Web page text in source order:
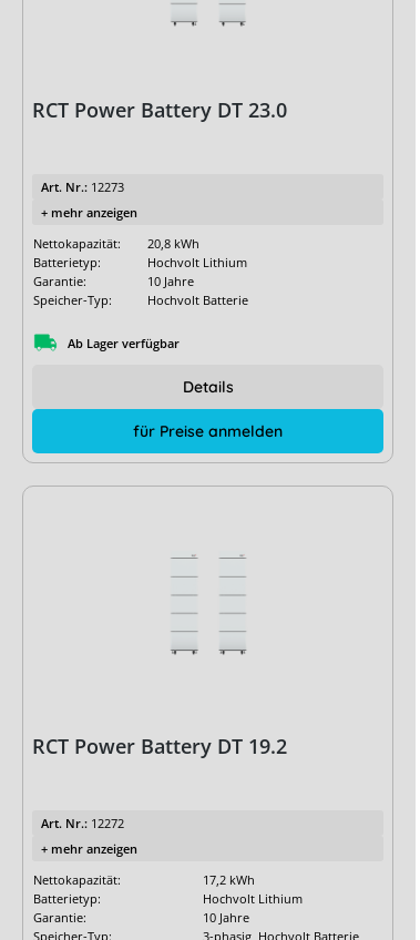
RCT Power Battery DT 23.0
Art. Nr.: 12273
+ mehr anzeigen
Nettokapazität:
20,8 kWh
Batterietyp:
Hochvolt Lithium
Garantie:
10 Jahre
Speicher-Typ:
Hochvolt Batterie
Ab Lager verfügbar
für Preise anmelden
Details
RCT Power Battery DT 19.2
Art. Nr.: 12272
+ mehr anzeigen
Nettokapazität:
17,2 kWh
Batterietyp:
Hochvolt Lithium
Garantie:
10 Jahre
Speicher-Typ:
3-phasig, Hochvolt Batterie